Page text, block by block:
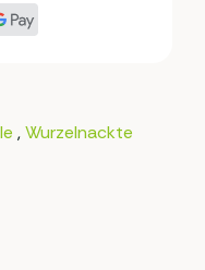
,Wurzelnackte